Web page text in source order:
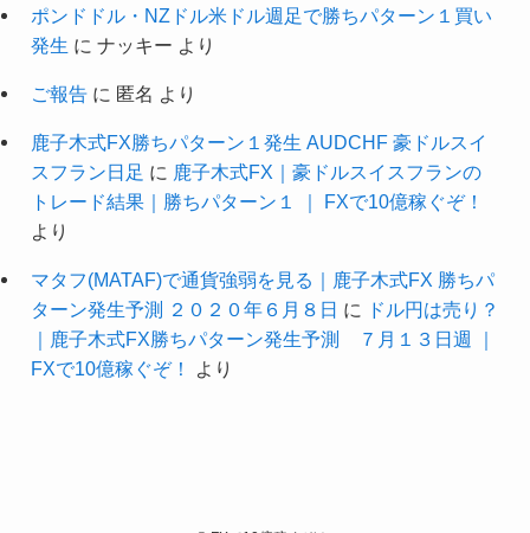
ポンドドル・NZドル米ドル週足で勝ちパターン１買い
発生 に ナッキー より
ご報告に 匿名 より
鹿子木式FX勝ちパターン１発生 AUDCHF 豪ドルスイ
スフラン日足 に 鹿子木式FX｜豪ドルスイスフランの
トレード結果｜勝ちパターン１ ｜ FXで10億稼ぐぞ！
より
マタフ(MATAF)で通貨強弱を見る｜鹿子木式FX 勝ちパ
ターン発生予測 ２０２０年６月８日 に
ドル円は売り？
｜鹿子木式FX勝ちパターン発生予測 ７月１３日週 ｜
FXで10億稼ぐぞ！
より